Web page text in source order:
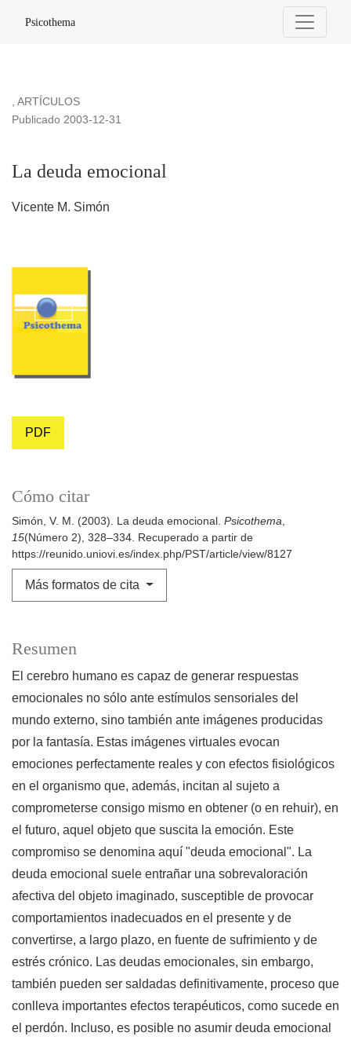
Psicothema
, ARTÍCULOS
La deuda emocional
Publicado 2003-12-31
Vicente M. Simón
PDF
Cómo citar
Simón, V. M. (2003). La deuda emocional. Psicothema,
15(Número 2), 328–334. Recuperado a partir de
https://reunido.uniovi.es/index.php/PST/article/view/8127
Más formatos de cita
Resumen
El cerebro humano es capaz de generar respuestas
emocionales no sólo ante estímulos sensoriales del
mundo externo, sino también ante imágenes producidas
por la fantasía. Estas imágenes virtuales evocan
emociones perfectamente reales y con efectos fisiológicos
en el organismo que, además, incitan al sujeto a
comprometerse consigo mismo en obtener (o en rehuir), en
el futuro, aquel objeto que suscita la emoción. Este
compromiso se denomina aquí "deuda emocional". La
deuda emocional suele entrañar una sobrevaloración
afectiva del objeto imaginado, susceptible de provocar
comportamientos inadecuados en el presente y de
convertirse, a largo plazo, en fuente de sufrimiento y de
estrés crónico. Las deudas emocionales, sin embargo,
también pueden ser saldadas definitivamente, proceso que
conlleva importantes efectos terapéuticos, como sucede en
el perdón. Incluso, es posible no asumir deuda emocional